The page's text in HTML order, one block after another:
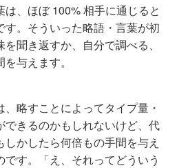
、ほぼ 100% 相手に通じると
す。そういった略語・言葉が初
聞き返すか、自分で調べる、
与えます。
略すことによってタイプ量・
できるのかもしれないけど、代
かしたら何倍もの手間を与え
す。「え、それってどういう